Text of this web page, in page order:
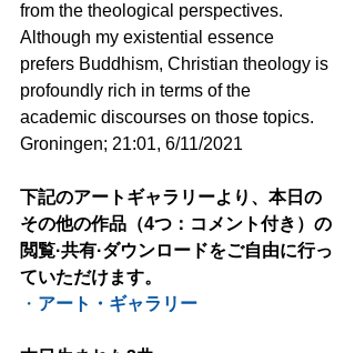
from the theological perspectives.
Although my existential essence
prefers Buddhism, Christian theology is
profoundly rich in terms of the
academic discourses on those topics.
Groningen; 21:01, 6/11/2021
下記のアートギャラリーより、本日の
その他の作品（4つ：コメント付き）の
閲覧·共有·ダウンロードをご自由に行っ
ていただけます。
・ アート・ギャラリー